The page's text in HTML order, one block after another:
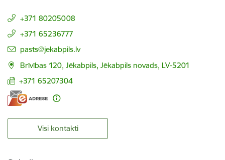
+371 80205008
+371 65236777
E-pasts:
pasts@jekabpils.lv
Brīvības 120, Jēkabpils, Jēkabpils novads, LV-5201
+371 65207304
Visi kontakti